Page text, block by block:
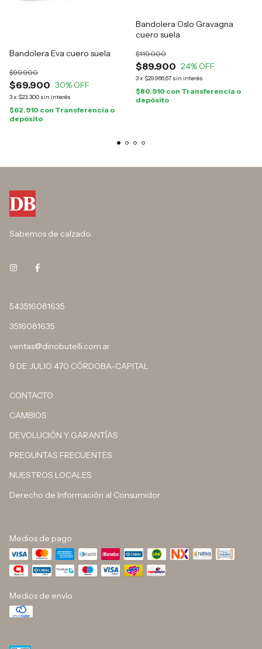
Bandolera Eva cuero suela
$69.900
$99.900
30% OFF
3x $23.300 sin interés
$62.910 con Transferencia o
depósito
Bandolera Oslo Gravagna
cuero suela
$89.900
$119.000
24% OFF
3x $29.966,67 sin interés
$80.910 con Transferencia o
depósito
Sabemos de calzado.
543516081635
3516081635
ventas@dinobutelli.com.ar
9 DE JULIO 470 CÓRDOBA-CAPITAL
CONTACTO
CAMBIOS
DEVOLUCIÓN Y GARANTÍAS
PREGUNTAS FRECUENTES
NUESTROS LOCALES
Derecho de Información al Consumidor
Medios de pago
Medios de envío